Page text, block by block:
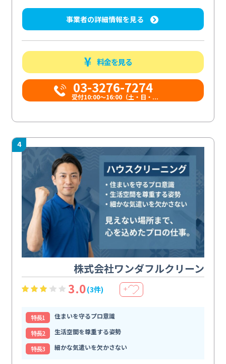
事業者の詳細情報を見る
料金を見る
03-3276-7274
受付10:00〜16:00（土・日・...
4
株式会社ワンダフルクリーン
3.0(3件) ＋
特⻑1
住まいを守るプロ意識
特⻑2
生活空間を尊重する姿勢
特⻑3
細かな気遣いを欠かさない